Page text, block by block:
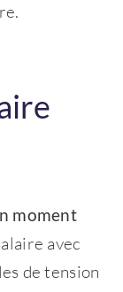
moment
avec
de tension